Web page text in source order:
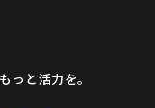
っと活力を。